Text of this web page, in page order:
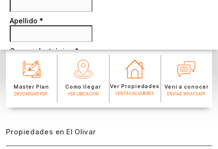
Master Plan
DESCARGAR PDF
Como llegar
VER UBICACIÓN
Ver Propiedades
VENTAS/ALQUIERES
Vení a conocer
ENVIAR WHATSAPP
Propiedades en El Olivar